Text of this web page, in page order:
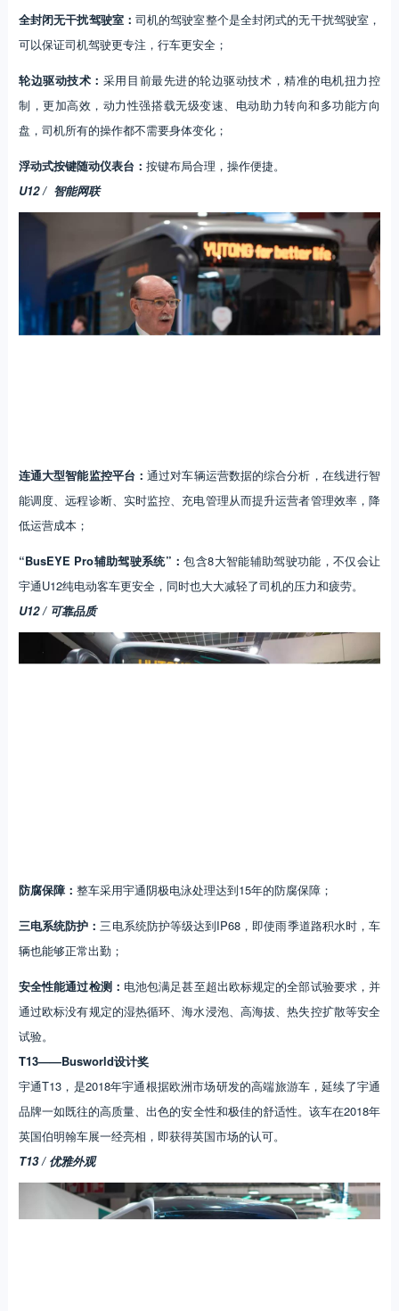
全封闭无干扰驾驶室： 司机的驾驶室整个是全封闭式的无干扰驾驶室，
可以保证司机驾驶更专注，行车更安全；
轮边驱动技术： 采用目前最先进的轮边驱动技术，精准的电机扭力控
制，更加高效，动力性强搭载无级变速、电动助力转向和多功能方向
盘，司机所有的操作都不需要身体变化；
浮动式按键随动仪表台： 按键布局合理，操作便捷。
U12 / 智能网联
连通大型智能监控平台：通过对车辆运营数据的综合分析，在线进行智
能调度、远程诊断、实时监控、充电管理从而提升运营者管理效率，降
低运营成本；
“BusEYE Pro辅助驾驶系统”：包含8大智能辅助驾驶功能，不仅会让
宇通U12纯电动客车更安全，同时也大大减轻了司机的压力和疲劳。
U12 / 可靠品质
防腐保障： 整车采用宇通阴极电泳处理达到15年的防腐保障；
三电系统防护：三电系统防护等级达到IP68，即使雨季道路积水时，车
辆也能够正常出勤；
安全性能通过检测： 电池包满足甚至超出欧标规定的全部试验要求，并
通过欧标没有规定的湿热循环、海水浸泡、高海拔、热失控扩散等安全
试验。
T13——Busworld设计奖
宇通T13，是2018年宇通根据欧洲市场研发的高端旅游车，延续了宇通
品牌一如既往的高质量、出色的安全性和极佳的舒适性。该车在2018年
英国伯明翰车展一经亮相，即获得英国市场的认可。
T13 / 优雅外观